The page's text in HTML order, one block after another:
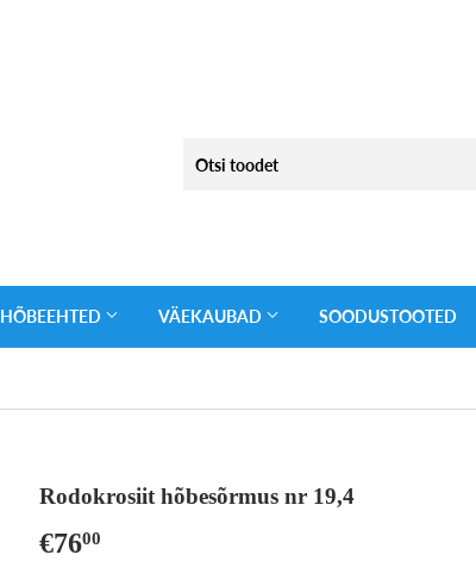
HÕBEEHTED VÄEKAUBAD SOODUSTOOTED
Rodokrosiit hõbesõrmus nr 19,4
€7600